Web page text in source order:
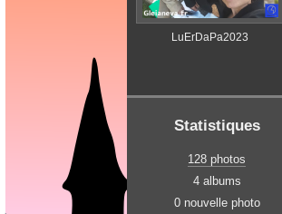
LuErDaPa2023
Statistiques
128 photos
4 albums
0 nouvelle photo